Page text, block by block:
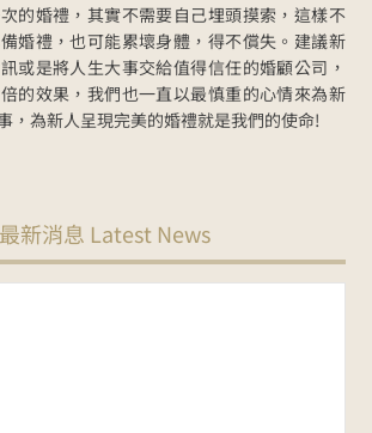
的婚禮，其實不需要自己埋頭摸索，這樣不
婚禮，也可能累壞身體，得不償失。建議新
或是將人生大事交給值得信任的婚顧公司，
的效果，我們也一直以最慎重的心情來為新
，為新人呈現完美的婚禮就是我們的使命!
最新消息 Latest News